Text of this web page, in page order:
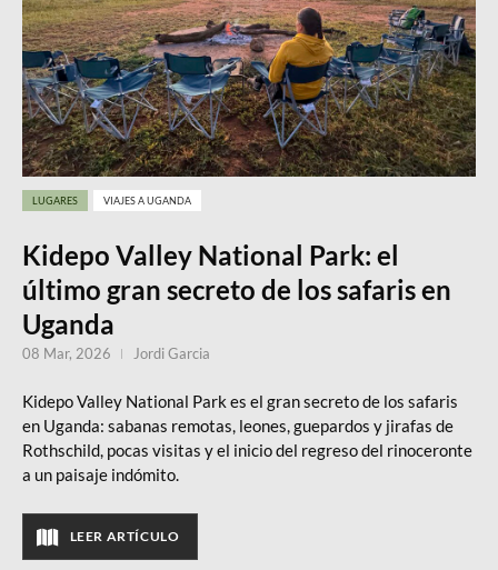
Kidepo Valley National Park: el
último gran secreto de los safaris en
Uganda
LUGARES VIAJES A UGANDA
Kidepo Valley National Park es el gran secreto de los safaris
en Uganda: sabanas remotas, leones, guepardos y jirafas de
Rothschild, pocas visitas y el inicio del regreso del rinoceronte
a un paisaje indómito.
LEER ARTÍCULO
08 Mar, 2026 Jordi Garcia